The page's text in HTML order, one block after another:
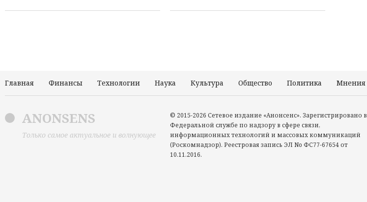
Главная Финансы Технологии Наука Культура Общество Политика Мнения
ANONSENS
Только самое актуальное и волнующее
© 2015-2026 Сетевое издание «Анонсенс». Зарегистрировано в
Федеральной службе по надзору в сфере связи,
информационных технологий и массовых коммуникаций
(Роскомнадзор). Реестровая запись ЭЛ No ФС77-67654 от
10.11.2016.